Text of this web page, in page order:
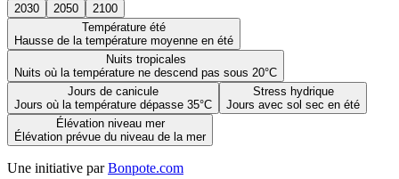
2030 2050
2100
Température été
Hausse de la température moyenne en été
Nuits tropicales
Nuits où la température ne descend pas sous 20°C
Jours de canicule
Jours où la température dépasse 35°C
Stress hydrique
Jours avec sol sec en été
Élévation niveau mer
Élévation prévue du niveau de la mer
Une initiative par Bonpote.com